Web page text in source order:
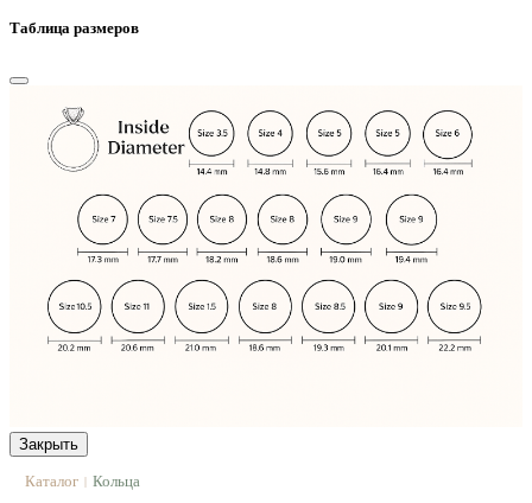
Таблица размеров
Закрыть
Каталог | Кольца